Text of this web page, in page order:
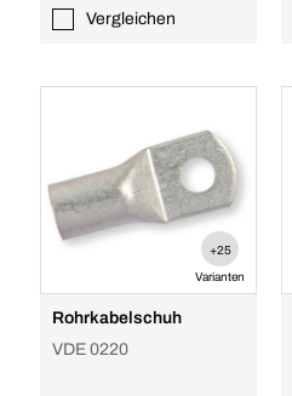
Vergleichen
+25
Varianten
Rohrkabelschuh
VDE 0220